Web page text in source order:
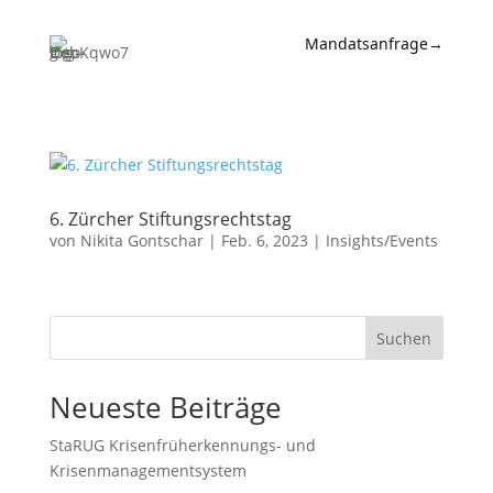
Kontakt
Mandatsanfrage→
6. Zürcher Stiftungsrechtstag
von Nikita Gontschar| Feb. 6, 2023 | Insights/Events
Suchen
Neueste Beiträge
StaRUG Krisenfrüherkennungs- und
Krisenmanagementsystem